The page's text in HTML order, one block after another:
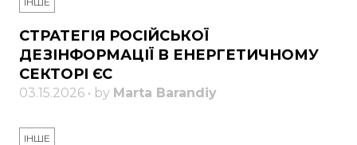
СТРАТЕГІЯ РОСІЙСЬКОЇ
ДЕЗІНФОРМАЦІЇ В ЕНЕРГЕТИЧНОМУ
СЕКТОРІ ЄС
03.15.2026 • by Marta Barandiy
ІНШЕ